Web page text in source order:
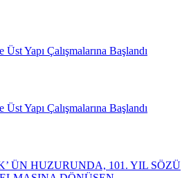
Üst Yapı Çalışmalarına Başlandı
Üst Yapı Çalışmalarına Başlandı
ÜN HUZURUNDA, 101. YIL SÖZÜ